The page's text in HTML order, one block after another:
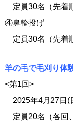
定員30名（先着
④鼻輪投げ
定員30名（先着
羊の毛で毛刈り体
<第1回>
2025年4月27
定員20名（各回